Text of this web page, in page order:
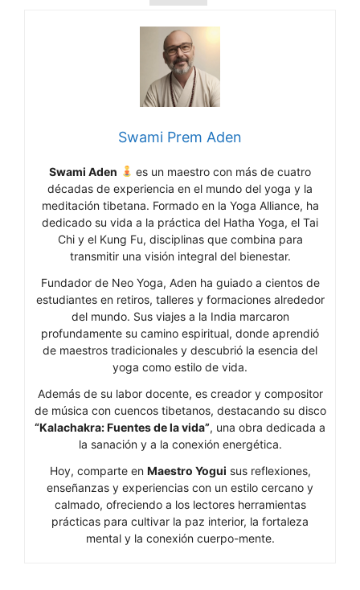
Swami Prem Aden
Swami Aden
es un maestro con más de cuatro
décadas de experiencia en el mundo del yoga y la
meditación tibetana. Formado en la Yoga Alliance, ha
dedicado su vida a la práctica del Hatha Yoga, el Tai
Chi y el Kung Fu, disciplinas que combina para
transmitir una visión integral del bienestar.
Fundador de Neo Yoga, Aden ha guiado a cientos de
estudiantes en retiros, talleres y formaciones alrededor
del mundo. Sus viajes a la India marcaron
profundamente su camino espiritual, donde aprendió
de maestros tradicionales y descubrió la esencia del
yoga como estilo de vida.
Además de su labor docente, es creador y compositor
de música con cuencos tibetanos, destacando su disco
“Kalachakra: Fuentes de la vida”, una obra dedicada a
la sanación y a la conexión energética.
Hoy, comparte en Maestro Yogui sus reflexiones,
enseñanzas y experiencias con un estilo cercano y
calmado, ofreciendo a los lectores herramientas
prácticas para cultivar la paz interior, la fortaleza
mental y la conexión cuerpo-mente.